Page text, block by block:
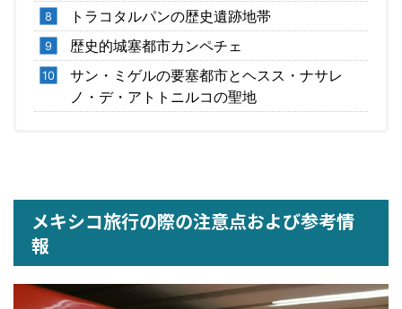
トラコタルパンの歴史遺跡地帯
歴史的城塞都市カンペチェ
サン・ミゲルの要塞都市とヘスス・ナサレ
ノ・デ・アトトニルコの聖地
メキシコ旅行の際の注意点および参考情
報